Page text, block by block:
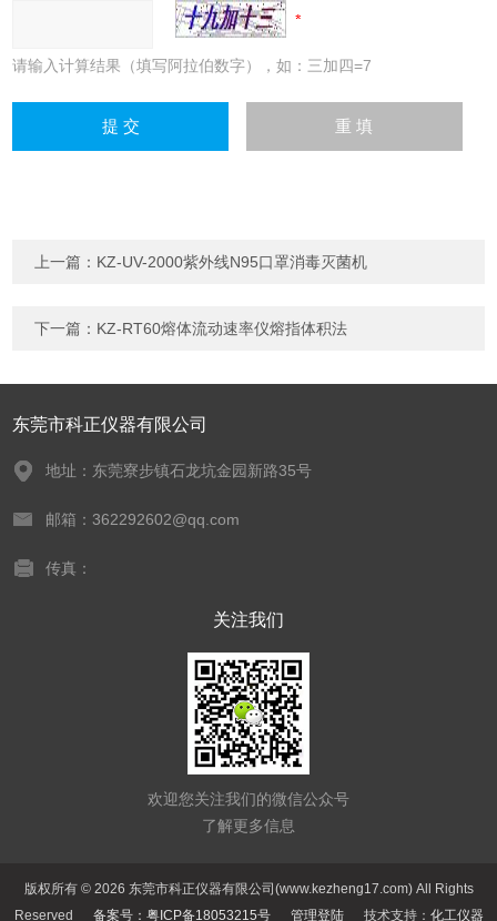
请输入计算结果（填写阿拉伯数字），如：三加四=7
上一篇： KZ-UV-2000紫外线N95口罩消毒灭菌机
下一篇： KZ-RT60熔体流动速率仪熔指体积法
东莞市科正仪器有限公司
地址：东莞寮步镇石龙坑金园新路35号
邮箱：362292602@qq.com
传真：
关注我们
欢迎您关注我们的微信公众号
了解更多信息
版权所有 © 2026 东莞市科正仪器有限公司(www.kezheng17.com) All Rights
Reserved 备案号：粤ICP备18053215号 管理登陆技术支持： 化工仪器